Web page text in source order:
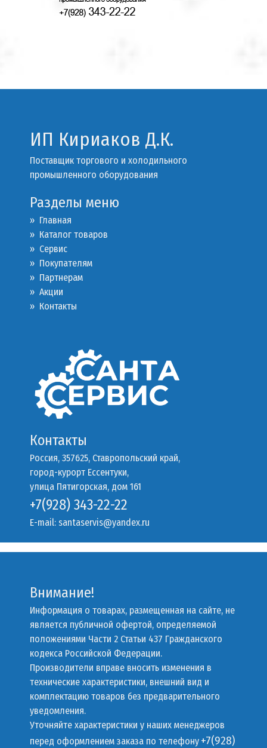
ИП Кириаков Д.К.
Поставщик торгового и холодильного
промышленного оборудования
Разделы меню
» Главная
» Каталог товаров
» Сервис
» Покупателям
» Партнерам
» Акции
» Контакты
Контакты
Россия, 357625, Ставропольский край,
город-курорт Ессентуки,
улица Пятигорская, дом 161
+7(928) 343-22-22
E-mail: santaservis@yandex.ru
Внимание!
Информация о товарах, размещенная на сайте, не
является публичной офертой, определяемой
положениями Части 2 Статьи 437 Гражданского
кодекса Российской Федерации.
Производители вправе вносить изменения в
технические характеристики, внешний вид и
комплектацию товаров без предварительного
уведомления.
Уточняйте характеристики у наших менеджеров
перед оформлением заказа по телефону +7(928)